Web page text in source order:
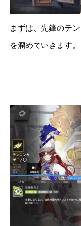
まずは、先鋒のテ
を溜めていきます。